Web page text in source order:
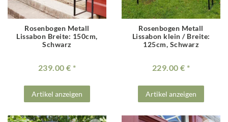
Rosenbogen Metall
Lissabon Breite: 150cm,
Schwarz
239.00 €
Artikel anzeigen
Rosenbogen Metall
Lissabon klein / Breite:
125cm, Schwarz
229.00 €
Artikel anzeigen